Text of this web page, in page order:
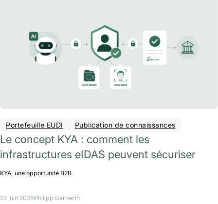
Portefeuille EUDI Publication de connaissances
Le concept KYA : comment les
infrastructures eIDAS peuvent sécuriser
KYA, une opportunité B2B
22 juin 2026Philipp Gernerth